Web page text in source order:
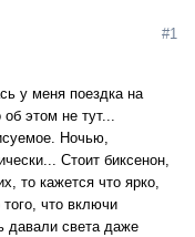
#1
у меня поездка на
этом не тут...
Ночью,
Стоит биксенон,
то кажется что ярко,
что включи
давали света даже